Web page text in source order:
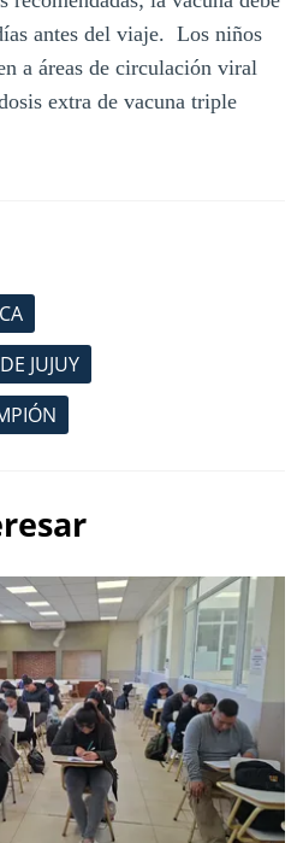
antes del viaje. Los niños
a áreas de circulación viral
extra de vacuna triple
JUJUY